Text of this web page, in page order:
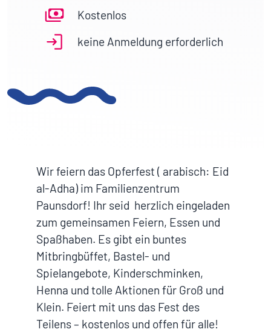
Kostenlos
keine Anmeldung erforderlich
Wir feiern das Opferfest ( arabisch: Eid
al-Adha) im Familienzentrum
Paunsdorf! Ihr seid herzlich eingeladen
zum gemeinsamen Feiern, Essen und
Spaßhaben. Es gibt ein buntes
Mitbringbüffet, Bastel- und
Spielangebote, Kinderschminken,
Henna und tolle Aktionen für Groß und
Klein. Feiert mit uns das Fest des
Teilens – kostenlos und offen für alle!